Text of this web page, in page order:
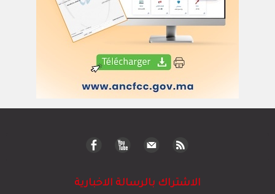
الاشتراك بالرسالة الاخبارية